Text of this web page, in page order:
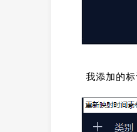
我添加的标